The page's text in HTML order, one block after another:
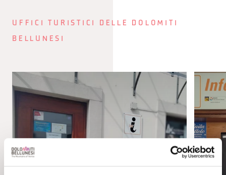
UFFICI TURISTICI DELLE DOLOMITI
BELLUNESI